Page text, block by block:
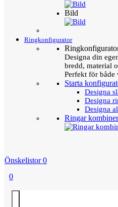
Bild
Ringkonfigurator
Designa din
bredd, material
Perfekt för
Starta
Designa
Designa
Designa
Ringar
Önskelistor 0
0